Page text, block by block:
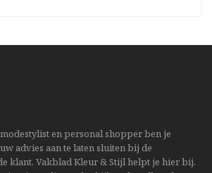
en personal shopper ben je
advies aan te laten sluiten bij de
klant. Vakblad Kleur & Stijl helpt je hier bij.